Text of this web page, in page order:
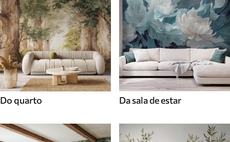
Do quarto Da sala de estar